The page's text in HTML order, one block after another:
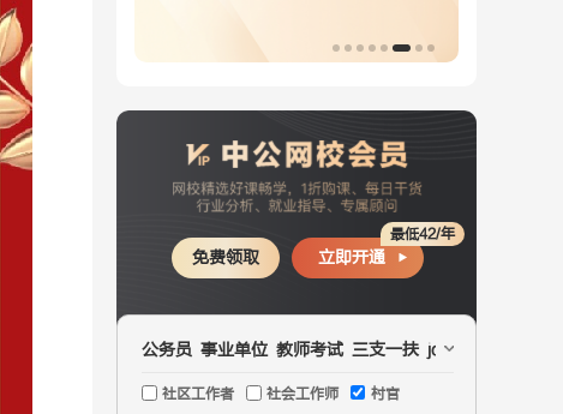
深耕判断10
年，人美实力
强
免费领取 立即开通
最低42/年
公务员 事业单位 教师考试 三支一扶 jd文职
社区工作者 社会工作师
村官